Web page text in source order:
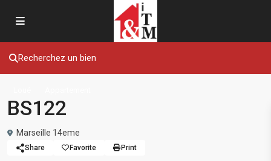
Recherchez un bien
BS122
Marseille 14eme
Share Favorite Print